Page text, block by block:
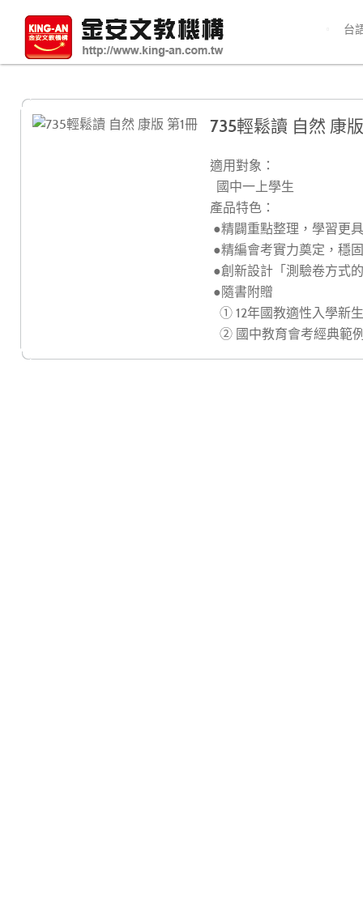
台
735輕鬆讀 自然 康
適用對象：
國中一上學生
產品特色：
●精闢重點整理，學習更
●精編會考實力奠定，穩
●創新設計「測驗卷方式
●隨書附贈
① 12年國教適性入學新
② 國中教育會考經典範